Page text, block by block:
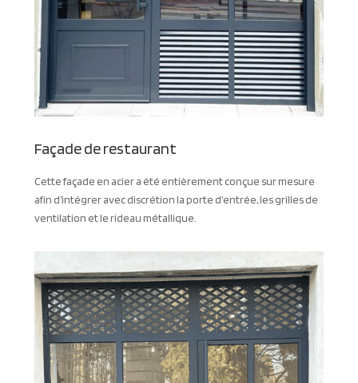
Façade de restaurant
Cette façade en acier a été entièrement conçue sur mesure
afin d’intégrer avec discrétion la porte d’entrée, les grilles de
ventilation et le rideau métallique.